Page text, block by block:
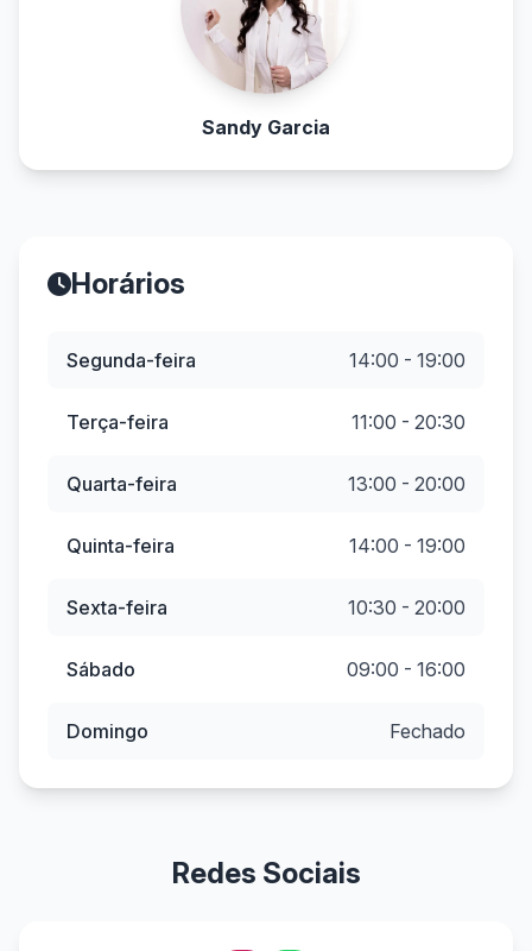
Sandy Garcia
Horários
Segunda-feira 14:00 - 19:00
Terça-feira 11:00 - 20:30
Quarta-feira 13:00 - 20:00
Quinta-feira 14:00 - 19:00
Sexta-feira 10:30 - 20:00
Sábado 09:00 - 16:00
Domingo Fechado
Redes Sociais